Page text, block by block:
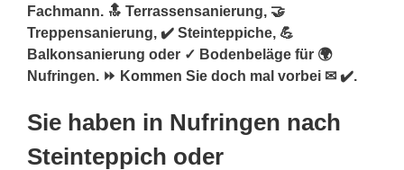
Fachmann. 🔝 Terrassensanierung, 🤝
Treppensanierung, ✔️ Steinteppiche, 💪
Balkonsanierung oder ✓ Bodenbeläge für 🌍
Nufringen. ⏩ Kommen Sie doch mal vorbei ✉ ✔️.
Sie haben in Nufringen nach
Steinteppich oder